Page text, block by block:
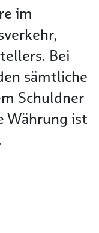
im
Bei
sämtliche
Schuldner
Währung ist